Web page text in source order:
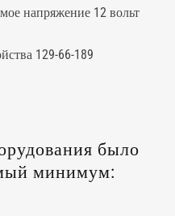
напряжение 12 вольт
129-66-189
было
минимум: